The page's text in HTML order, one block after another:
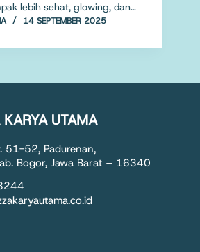
lebih sehat, glowing, dan…
14 SEPTEMBER 2025
KARYA UTAMA
51-52, Padurenan,
Bogor, Jawa Barat – 16340